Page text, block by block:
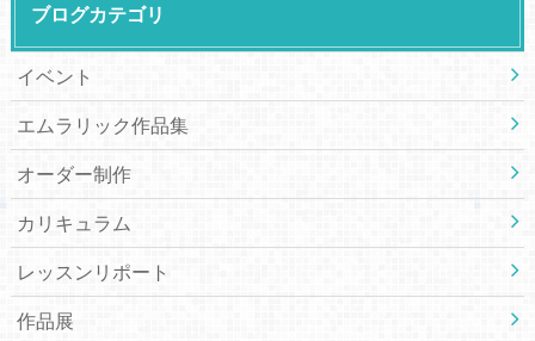
ブログカテゴリ
イベント
エムラリック作品集
オーダー制作
カリキュラム
レッスンリポート
作品展